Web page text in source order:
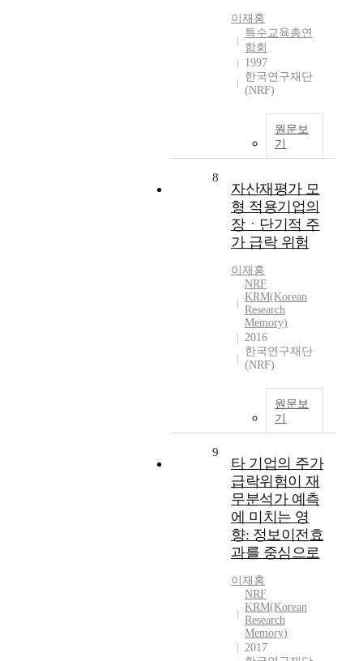
이재홍
특수교육총연
합회
1997
한국연구재단
(NRF)
원문보
기
8
자산재평가 모
형 적용기업의
장ㆍ단기적 주
가 급락 위험
이재홍
NRF
KRM(Korean
Research
Memory)
2016
한국연구재단
(NRF)
원문보
기
9
타 기업의 주가
급락위험이 재
무분석가 예측
에 미치는 영
향: 정보이전효
과를 중심으로
이재홍
NRF
KRM(Korean
Research
Memory)
2017